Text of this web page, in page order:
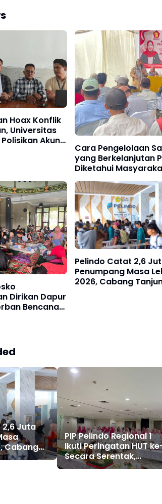
Hoax Konflik
Universitas
Akun
Cara Pengelolaan
yang Berkelanjutan
Diketahui
Dirikan Dapur
Bencana
Pelindo Catat 2,6
Penumpang Masa
2026, Cabang
Juta
Cabang
PIP Pelindo Regional 1
Ikuti Peringatan HUT
Secara Serentak,
Wujudkan Keluarga